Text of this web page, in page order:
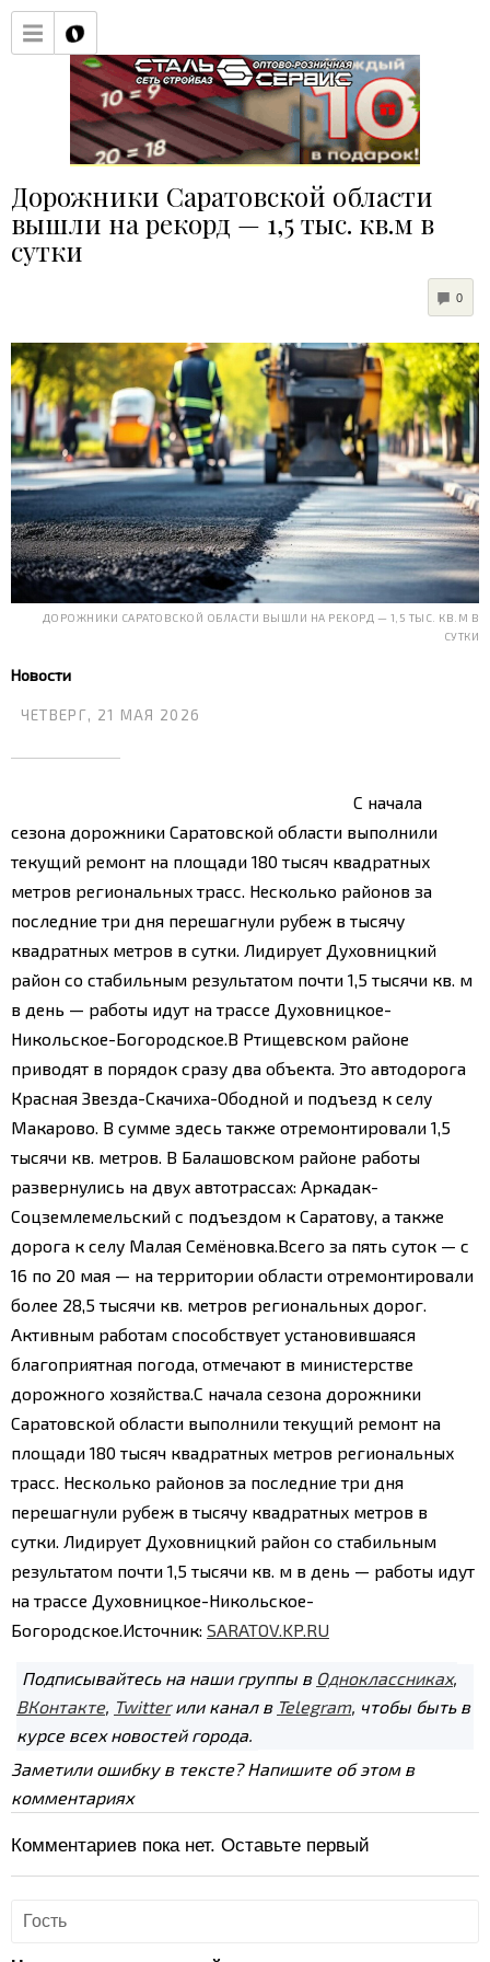
Дорожники Саратовской области
вышли на рекорд — 1,5 тыс. кв.м в
сутки
0
ДОРОЖНИКИ САРАТОВСКОЙ ОБЛАСТИ ВЫШЛИ НА РЕКОРД — 1,5 ТЫС. КВ.М В
СУТКИ
Новости
ЧЕТВЕРГ, 21 МАЯ 2026
С начала
сезона дорожники Саратовской области выполнили
текущий ремонт на площади 180 тысяч квадратных
метров региональных трасс. Несколько районов за
последние три дня перешагнули рубеж в тысячу
квадратных метров в сутки. Лидирует Духовницкий
район со стабильным результатом почти 1,5 тысячи кв. м
в день — работы идут на трассе Духовницкое-
Никольское-Богородское.В Ртищевском районе
приводят в порядок сразу два объекта. Это автодорога
Красная Звезда-Скачиха-Ободной и подъезд к селу
Макарово. В сумме здесь также отремонтировали 1,5
тысячи кв. метров. В Балашовском районе работы
развернулись на двух автотрассах: Аркадак-
Соцземлемельский с подъездом к Саратову, а также
дорога к селу Малая Семёновка.Всего за пять суток — с
16 по 20 мая — на территории области отремонтировали
более 28,5 тысячи кв. метров региональных дорог.
Активным работам способствует установившаяся
благоприятная погода, отмечают в министерстве
дорожного хозяйства.С начала сезона дорожники
Саратовской области выполнили текущий ремонт на
площади 180 тысяч квадратных метров региональных
трасс. Несколько районов за последние три дня
перешагнули рубеж в тысячу квадратных метров в
сутки. Лидирует Духовницкий район со стабильным
результатом почти 1,5 тысячи кв. м в день — работы идут
на трассе Духовницкое-Никольское-
Богородское.Источник: SARATOV.KP.RU
Подписывайтесь на наши группы в Одноклассниках,
ВКонтакте, Twitterили канал в Telegram, чтобы быть в
курсе всех новостей города.
Заметили ошибку в тексте? Напишите об этом в
комментариях
Комментариев пока нет. Оставьте первый